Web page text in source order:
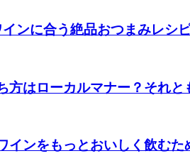
ンに合う絶品おつまみレシ
方はローカルマナー？それと
インをもっとおいしく飲む